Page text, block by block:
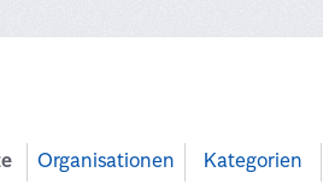
Organisationen Kategorien